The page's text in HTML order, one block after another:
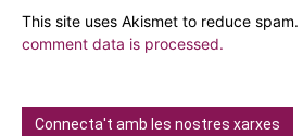
This site uses Akismet to reduce spam.
comment data is processed.
Connecta't amb les nostres xarxes